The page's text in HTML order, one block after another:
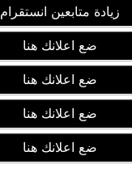
زيادة متابعين انستقرام
ضع اعلانك هنا
ضع اعلانك هنا
ضع اعلانك هنا
ضع اعلانك هنا